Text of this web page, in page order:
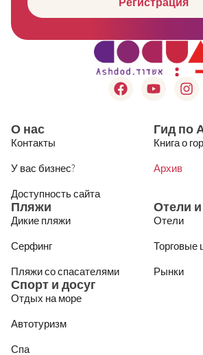
О нас
Контакты
У вас бизнес?
Доступность сайта
Гид по
Книга о
Архив
Пляжи
Дикие пляжи
Серфинг
Пляжи со спасателями
Отели
Отели
Торговые
Рынки
Спорт и досуг
Отдых на море
Автотуризм
Спа